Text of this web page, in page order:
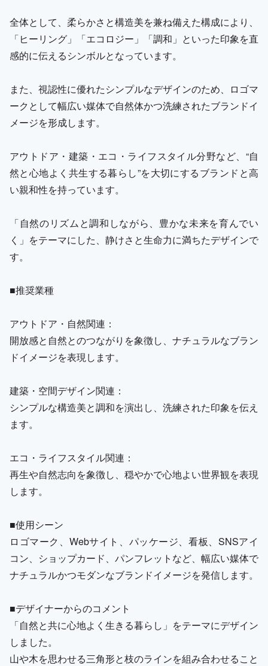
全体として、柔らかさと構造美を兼ね備えた構成により、
「ヒーリング」「エコロジー」「調和」といった印象を直
感的に伝えるシンボルとなっています。
また、視認性に優れたシンプルなデザインのため、ロゴマ
ークとして幅広い媒体で自然体かつ洗練されたブランドイ
メージを形成します。
アウトドア・建築・エコ・ライフスタイル分野など、“自
然と心地よく共生する暮らし”を大切にするブランドと高
い親和性を持っています。
「自然のリズムと調和しながら、豊かな未来を育んでい
く」をテーマにした、静けさと生命力に満ちたデザインで
す。
■推奨業種
アウトドア・自然関連：
開放感と自然とのつながりを象徴し、ナチュラルなブラン
ドイメージを表現します。
建築・空間デザイン関連：
シンプルな構造美と調和を演出し、洗練された印象を伝え
ます。
エコ・ライフスタイル関連：
再生や自然志向を象徴し、穏やかで心地よい世界観を表現
します。
■使用シーン
ロゴマーク、Webサイト、パッケージ、看板、SNSアイ
コン、ショップカード、パンフレットなど、幅広い媒体で
ナチュラルかつモダンなブランドイメージを発信します。
■デザイナーからのコメント
「自然と共に心地よく生きる暮らし」をテーマにデザイン
しました。
山や木を思わせる三角形と枝のラインを組み合わせること